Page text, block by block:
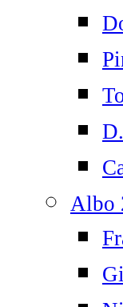
Albo